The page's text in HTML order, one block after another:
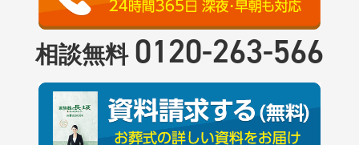
相談無料 0120-263-566